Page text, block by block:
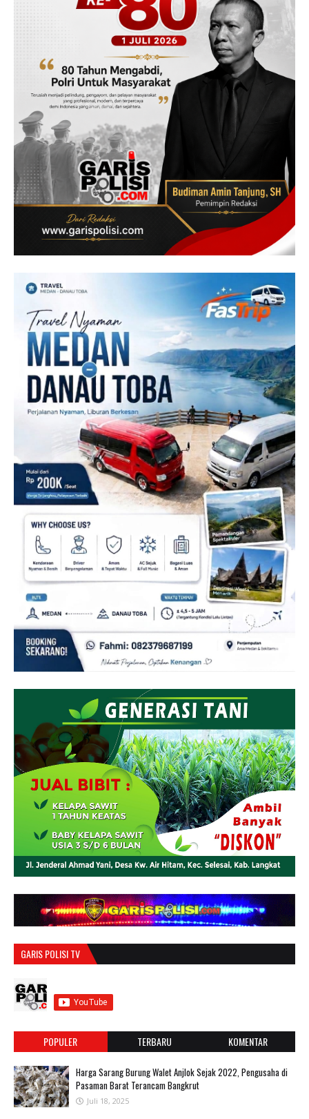
GARIS POLISI TV
POPULER TERBARU KOMENTAR
Harga Sarang Burung Walet Anjlok Sejak 2022, Pengusaha di
Pasaman Barat Terancam Bangkrut
Juli 18, 2025